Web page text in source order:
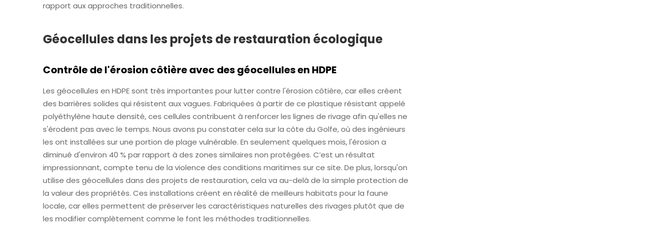
rapport aux approches traditionnelles.
Géocellules dans les projets de restauration écologique
Contrôle de l'érosion côtière avec des géocellules en HDPE
Les géocellules en HDPE sont très importantes pour lutter contre l'érosion côtière, car elles créent
des barrières solides qui résistent aux vagues. Fabriquées à partir de ce plastique résistant appelé
polyéthylène haute densité, ces cellules contribuent à renforcer les lignes de rivage afin qu'elles ne
s'érodent pas avec le temps. Nous avons pu constater cela sur la côte du Golfe, où des ingénieurs
les ont installées sur une portion de plage vulnérable. En seulement quelques mois, l'érosion a
diminué d'environ 40 % par rapport à des zones similaires non protégées. C’est un résultat
impressionnant, compte tenu de la violence des conditions maritimes sur ce site. De plus, lorsqu'on
utilise des géocellules dans des projets de restauration, cela va au-delà de la simple protection de
la valeur des propriétés. Ces installations créent en réalité de meilleurs habitats pour la faune
locale, car elles permettent de préserver les caractéristiques naturelles des rivages plutôt que de
les modifier complètement comme le font les méthodes traditionnelles.